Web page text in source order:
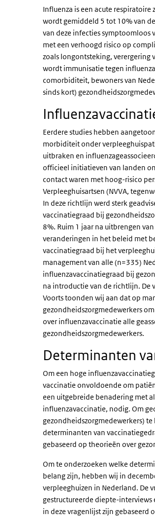
Influenza is een acute
wordt gemiddeld 5 tot 10% van
van deze infecties
met een verhoogd risico op
zoals longontsteking, verergering
wordt immunisatie tegen
comorbiditeit, bewoners van
sinds kort)
Eerdere studies hebben
morbiditeit onder
uitbraken en
officieel initiatieven van landen
contact waren met hoog-risico
Verpleeghuisartsen (NVVA,
In deze richtlijn werd sterk
vaccinatiegraad bij
8%. Ruim 1 jaar na uitbrengen
veranderingen in het beleid met
vaccinatiegraad bij het
management van alle (n=335)
influenzavaccinatiegraad bij
na introductie van de richtlijn. De
Voorts toonden wij aan dat op
gezondheidszorgmedewerkers
over influenzavaccinatie alle
gezondheidszorgmedewerkers.
Determinanten
Om een hoge
vaccinatie onvoldoende om
een uitgebreide benadering met
influenzavaccinatie, nodig. Om
gezondheidszorgmedewerkers)
determinanten van
gebaseerd op theorieën over
Om te onderzoeken welke
belang zijn, hebben wij in
verpleeghuizen in Nederland. De
gestructureerde diepte-
in deze vragenlijst zijn gebaseerd